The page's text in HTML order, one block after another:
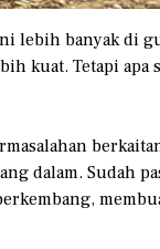
lebih banyak di
kuat. Tetapi apa
dalam. Sudah